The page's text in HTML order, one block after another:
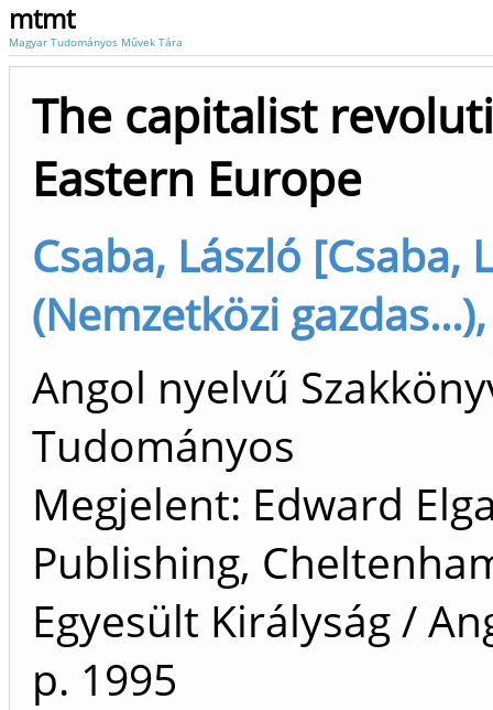
mtmt
Magyar Tudományos Művek Tára
The capitalist
Eastern Europe
Csaba, László [Csaba,
(Nemzetközi
Angol nyelvű
Tudományos
Megjelent: Edward
Publishing,
Egyesült Királyság /
p. 1995